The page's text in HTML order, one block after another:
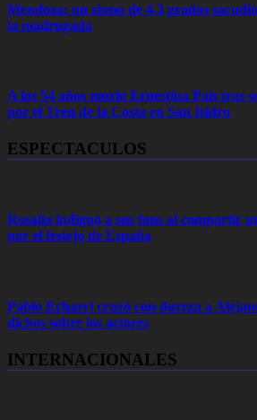
Mendoza: un sismo de 4,3 grados
la madrugada
A los 54 años murió Ernestina Pais tras
por el Tren de la Costa en San Isidro
ESPECTACULOS
Rosalía indignó a sus fans al compartir
por el festejo de España
Pablo Echarri cruzó con dureza a
dichos sobre los actores
INTERNACIONALES